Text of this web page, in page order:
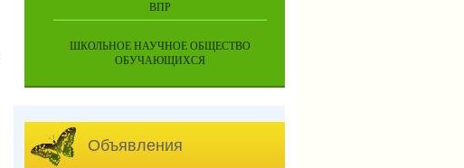
ВПР
ШКОЛЬНОЕ НАУЧНОЕ ОБЩЕСТВО
ОБУЧАЮЩИХСЯ
Объявления